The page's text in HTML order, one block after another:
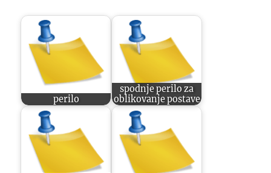
perilo
spodnje perilo za
oblikovanje postave